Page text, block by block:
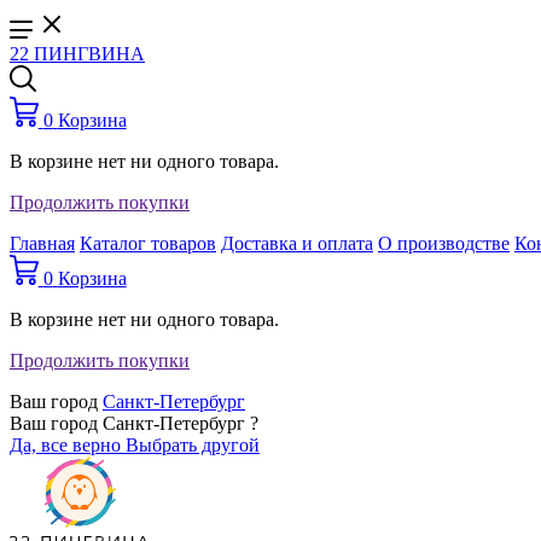
22 ПИНГВИНА
0 Корзина
В корзине нет ни одного товара.
Продолжить покупки
Главная Каталог товаров Доставка и оплата О производстве
0 Корзина
В корзине нет ни одного товара.
Продолжить покупки
Ваш город Санкт-Петербург
Ваш город Санкт-Петербург ?
Да, все верно Выбрать другой